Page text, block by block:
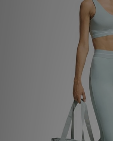
Suivre Ma Commande